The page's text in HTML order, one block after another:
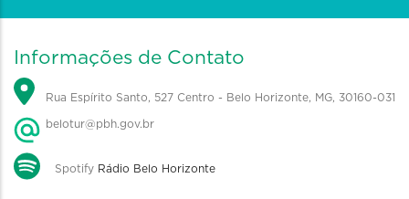
Informações de Contato
Rua Espírito Santo, 527 Centro - Belo Horizonte, MG, 30160-031
belotur@pbh.gov.br
Spotify Rádio Belo Horizonte